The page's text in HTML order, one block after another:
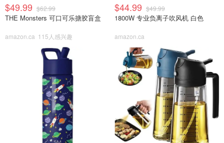
$49.99 $62.99
THE Monsters 可口可乐搪胶盲盒
amazon.ca 115人感兴趣
$44.99 $49.99
1800W 专业负离子吹风机 白色
amazon.ca